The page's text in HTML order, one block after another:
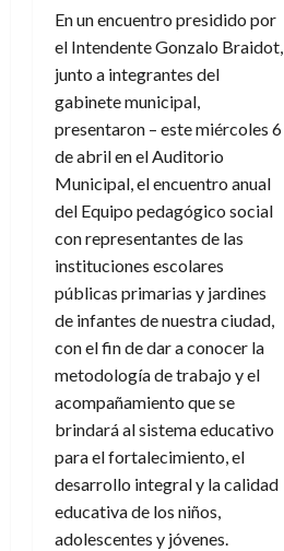
En un encuentro presidido por
el Intendente Gonzalo Braidot,
junto a integrantes del
gabinete municipal,
presentaron – este miércoles 6
de abril en el Auditorio
Municipal, el encuentro anual
del Equipo pedagógico social
con representantes de las
instituciones escolares
públicas primarias y jardines
de infantes de nuestra ciudad,
con el fin de dar a conocer la
metodología de trabajo y el
acompañamiento que se
brindará al sistema educativo
para el fortalecimiento, el
desarrollo integral y la calidad
educativa de los niños,
adolescentes y jóvenes.